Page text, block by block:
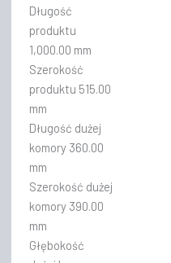
Długość
produktu
1,000.00 mm
Szerokość
produktu 515.00
mm
Długość dużej
komory 360.00
mm
Szerokość dużej
komory 390.00
mm
Głębokość